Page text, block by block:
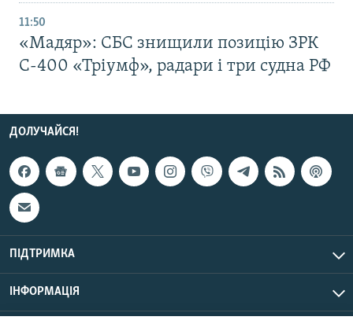
11:50
«Мадяр»: СБС знищили позицію ЗРК
С-400 «Тріумф», радари і три судна РФ
ДОЛУЧАЙСЯ!
ПІДТРИМКА
ІНФОРМАЦІЯ